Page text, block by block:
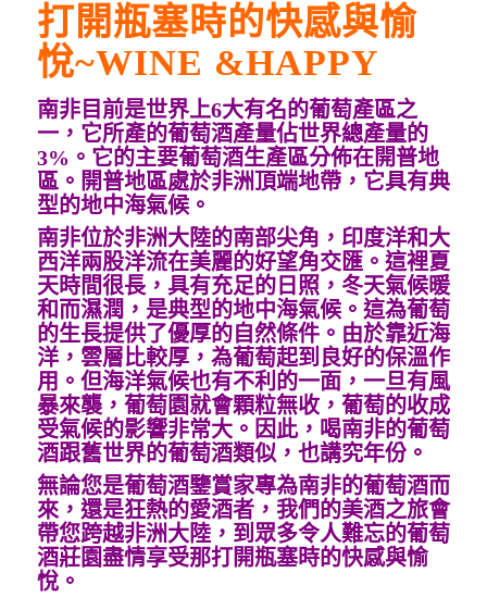
打開瓶塞時的快感與愉
悅~WINE &HAPPY
南非目前是世界上6大有名的葡萄產區之
一，它所產的葡萄酒產量佔世界總產量的
3%。它的主要葡萄酒生產區分佈在開普地
區。開普地區處於非洲頂端地帶，它具有典
型的地中海氣候。
南非位於非洲大陸的南部尖角，印度洋和大
西洋兩股洋流在美麗的好望角交匯。這裡夏
天時間很長，具有充足的日照，冬天氣候暖
和而濕潤，是典型的地中海氣候。這為葡萄
的生長提供了優厚的自然條件。由於靠近海
洋，雲層比較厚，為葡萄起到良好的保溫作
用。但海洋氣候也有不利的一面，一旦有風
暴來襲，葡萄園就會顆粒無收，葡萄的收成
受氣候的影響非常大。因此，喝南非的葡萄
酒跟舊世界的葡萄酒類似，也講究年份。
無論您是葡萄酒鑒賞家專為南非的葡萄酒而
來，還是狂熱的愛酒者，我們的美酒之旅會
帶您跨越非洲大陸，到眾多令人難忘的葡萄
酒莊園盡情享受那打開瓶塞時的快感與愉
悅。